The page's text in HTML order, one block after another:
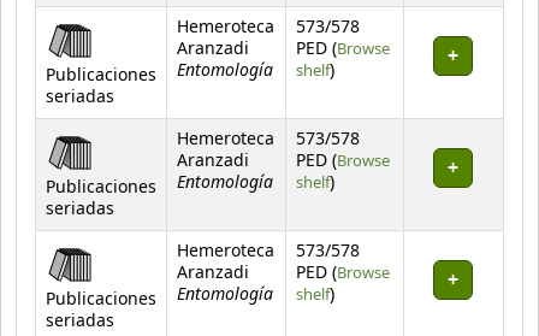
Publicaciones
seriadas
Hemeroteca
Aranzadi
Entomología
573/578
PED (Browse
shelf(Opens below)
)
Publicaciones
seriadas
Hemeroteca
Aranzadi
Entomología
573/578
PED (Browse
shelf(Opens below)
)
Publicaciones
seriadas
Hemeroteca
Aranzadi
Entomología
573/578
PED (Browse
shelf(Opens below)
)